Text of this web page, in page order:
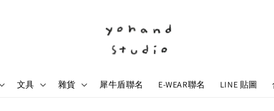
文具 雜貨 犀牛盾聯名 E-WEAR聯名 LINE 貼圖